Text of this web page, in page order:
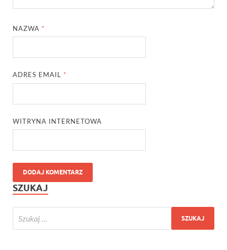
NAZWA *
ADRES EMAIL *
WITRYNA INTERNETOWA
SZUKAJ